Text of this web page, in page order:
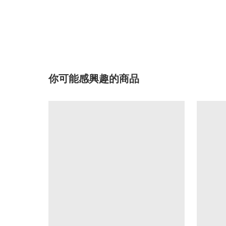
你可能感興趣的商品